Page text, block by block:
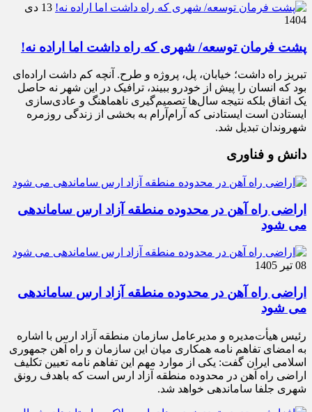
13 دی
1404
پشت فرمان توسعه/ شهری که راه داشت اما اراده نه!
تبریز راه داشت؛ خیابان، پل، پروژه و طرح. آنچه کم داشت اراده‌ای
بود که انسان را پیش از خودرو ببیند، ترافیک در این شهر نه حاصل
یک اتفاق بلکه نتیجه سال‌ها تصمیم‌گیری ناهماهنگ و عادی‌سازی
ایستادن است ایستادنی که آرام‌آرام به بخشی از زندگی روزمره
شهروندان تبدیل شد.
دانش و فناوری
اراضی راه آهن در محدوده منطقه آزاد ارس ساماندهی
می شود
08 تیر 1405
اراضی راه آهن در محدوده منطقه آزاد ارس ساماندهی
می شود
رئیس هیأت‌مدیره و مدیرعامل سازمان منطقه آزاد ارس با اشاره
به امضای تفاهم نامه همکاری میان این سازمان و راه آهن جمهوری
اسلامی ایران گفت: یکی از موارد مهم این تفاهم نامه تعیین تکلیف
اراضی راه آهن در محدوده منطقه آزاد ارس است که باهدف رونق
شهری جلفا ساماندهی خواهد شد.